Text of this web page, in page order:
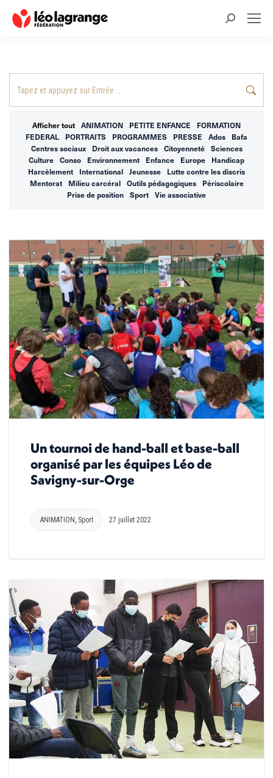
Recherche
Afficher tout ANIMATION PETITE ENFANCE
FORMATION
FEDERAL
PORTRAITS PROGRAMMES PRESSE Ados
Bafa
Centres sociaux
Droit aux vacances Citoyenneté
Sciences
Culture
Conso Environnement Enfance Europe
Handicap
Harcèlement
International Jeunesse
Lutte contre les discris
Mentorat
Milieu carcéral Outils pédagogiques
Périscolaire
Prise de position
Sport Vie associative
Un tournoi de hand-ball et base-ball
organisé par les équipes Léo de
Savigny-sur-Orge
ANIMATION, Sport 27 juillet 2022